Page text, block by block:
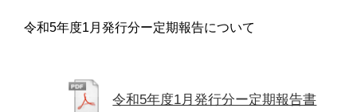
令和5年度1月発行分ー定期報告について
令和5年度1月発行分ー定期報告書